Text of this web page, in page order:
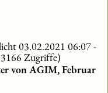
03.02.2021 06:07-
Zugriffe)
von AGIM, Februar